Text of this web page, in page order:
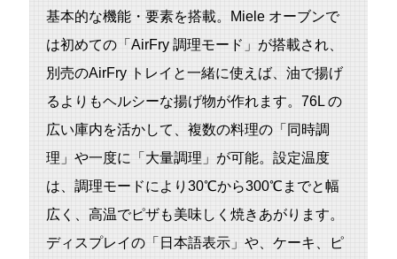
基本的な機能・要素を搭載。Miele オーブンで
は初めての「AirFry 調理モード」が搭載され、
別売のAirFry トレイと⼀緒に使えば、油で揚げ
るよりもヘルシーな揚げ物が作れます。76L の
広い庫内を活かして、複数の料理の「同時調
理」や⼀度に「⼤量調理」が可能。設定温度
は、調理モードにより30℃から300℃までと幅
広く、高温でピザも美味しく焼きあがります。
ディスプレイの「⽇本語表⽰」や、ケーキ、ピ